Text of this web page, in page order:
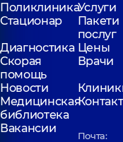
ПоликлиникаУслуги
Стационар
Пакети
послуг
Диагностика Цены
Скорая
помощь
Врачи
Новости
Медицинская
библиотека
Вакансии
Почта: